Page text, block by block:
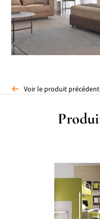
Voir le produit précédent